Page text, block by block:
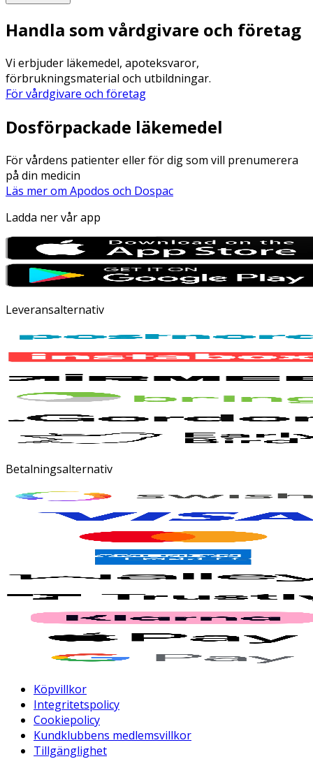
Handla som vårdgivare och företag
Vi erbjuder läkemedel, apoteksvaror,
förbrukningsmaterial och utbildningar.
För vårdgivare och företag
Dosförpackade läkemedel
För vårdens patienter eller för dig som vill prenumerera
på din medicin
Läs mer om Apodos och Dospac
Ladda ner vår app
Leveransalternativ
Betalningsalternativ
Köpvillkor
Integritetspolicy
Cookiepolicy
Kundklubbens medlemsvillkor
Tillgänglighet